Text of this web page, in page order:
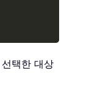
택한 대상